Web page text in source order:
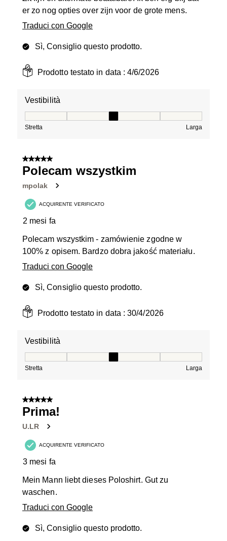
er zo nog opties over zijn voor de grote mens.
Traduci con Google
Sì, Consiglio questo prodotto.
Prodotto testato in data :4/6/2026
Vestibilità
Stretta Larga
5 su 5 stelle.
Polecam wszystkim
mpolak
ACQUIRENTE VERIFICATO
2 mesi fa
Polecam wszystkim - zamówienie zgodne w
100% z opisem. Bardzo dobra jakość materiału.
Traduci con Google
Sì, Consiglio questo prodotto.
Prodotto testato in data :30/4/2026
Vestibilità
Stretta Larga
5 su 5 stelle.
Prima!
U.LR
ACQUIRENTE VERIFICATO
3 mesi fa
Mein Mann liebt dieses Poloshirt. Gut zu
waschen.
Traduci con Google
Sì, Consiglio questo prodotto.